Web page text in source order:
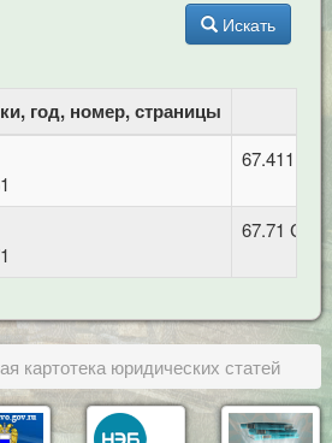
Искать
год, номер, страницы
67.411
67.71
картотека юридических статей